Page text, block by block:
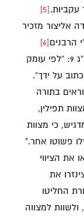
[5]
אליצור מזכיר
הרבנים[6]
לפסוק "לְאוֹת עַל־יָדְךָ" אשר בשמות י”ג 9: “לפי עומק
כתוב על ידך”.
בתורה
תפילין,
כי מצוות
פשוטו אחר."
את הציווי
את
החליטו
למצווה